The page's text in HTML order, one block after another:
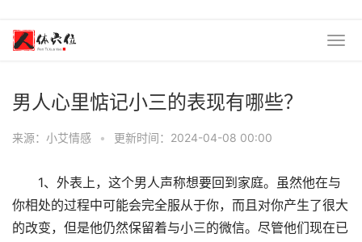
男人心里惦记小三的表现有哪些？
来源：小艾情感 • 更新时间：2024-04-08 00:00
1、外表上，这个男人声称想要回到家庭。虽然他在与
你相处的过程中可能会完全服从于你，而且对你产生了很大
的改变，但是他仍然保留着与小三的微信。尽管他们现在已